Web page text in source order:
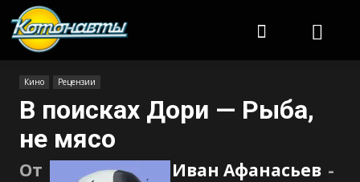
Кино Рецензии
В поисках Дори — Рыба,
не мясо
От Иван Афанасьев -